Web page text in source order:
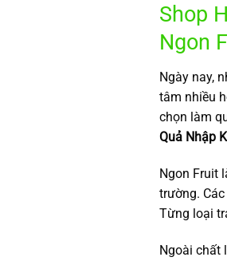
Shop
Ngon
Ngày nay,
tâm nhiều
chọn làm
Quả Nhập
Ngon Fruit
trường.
Từng loại
Ngoài chất